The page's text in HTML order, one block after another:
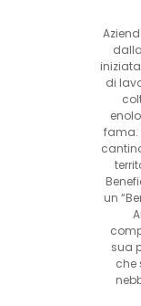
di
fama.
un
sua
che